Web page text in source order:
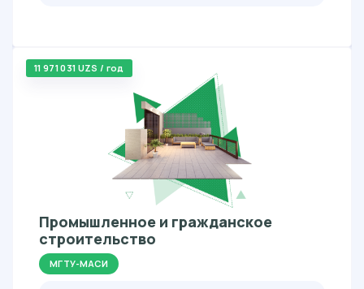
11 971 031 UZS / год
Промышленное и гражданское
строительство
МГТУ-МАСИ